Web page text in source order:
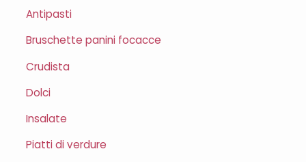
Antipasti
Bruschette panini focacce
Crudista
Dolci
Insalate
Piatti di verdure